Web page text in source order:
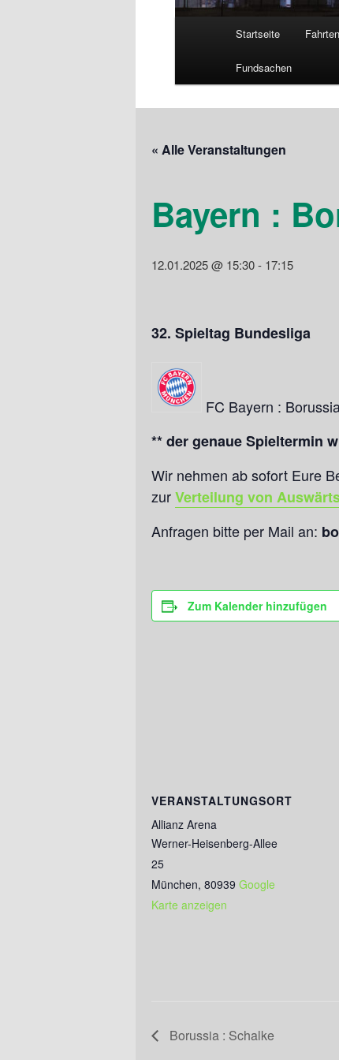
Startseite Fahrten
Fundsachen
« Alle Veranstaltungen
Bayern :
12.01.2025 @ 15:30- 17:15
32. Spieltag Bundesliga
FC Bayern :
** der genaue Spieltermin
Wir nehmen ab sofort Eure
zurVerteilung von
Anfragen bitte per Mail an:
Zum Kalender hinzufügen
VERANSTALTUNGSORT
Allianz Arena
Werner-Heisenberg-Allee
25
München, 80939 Google
Karte anzeigen
Borussia : Schalke